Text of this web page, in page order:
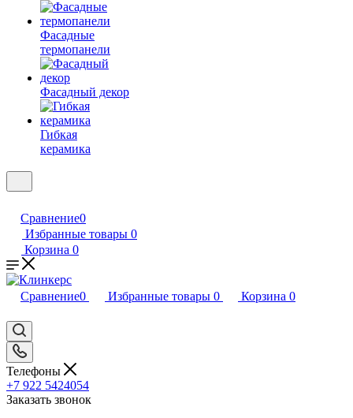
Фасадные
термопанели
Фасадный декор
Гибкая
керамика
Сравнение0
Избранные товары 0
Корзина 0
Сравнение0 Избранные товары 0 Корзина 0
Телефоны
+7 922 5424054
Заказать звонок